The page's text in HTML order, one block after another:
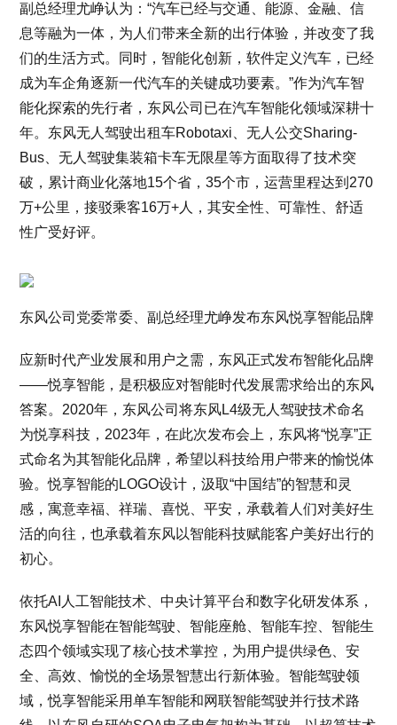
副总经理尤峥认为：“汽车已经与交通、能源、金融、信
息等融为一体，为人们带来全新的出行体验，并改变了我
们的生活方式。同时，智能化创新，软件定义汽车，已经
成为车企角逐新一代汽车的关键成功要素。”作为汽车智
能化探索的先行者，东风公司已在汽车智能化领域深耕十
年。东风无人驾驶出租车Robotaxi、无人公交Sharing-
Bus、无人驾驶集装箱卡车无限星等方面取得了技术突
破，累计商业化落地15个省，35个市，运营里程达到270
万+公里，接驳乘客16万+人，其安全性、可靠性、舒适
性广受好评。
东风公司党委常委、副总经理尤峥发布东风悦享智能品牌
应新时代产业发展和用户之需，东风正式发布智能化品牌
——悦享智能，是积极应对智能时代发展需求给出的东风
答案。2020年，东风公司将东风L4级无人驾驶技术命名
为悦享科技，2023年，在此次发布会上，东风将“悦享”正
式命名为其智能化品牌，希望以科技给用户带来的愉悦体
验。悦享智能的LOGO设计，汲取“中国结”的智慧和灵
感，寓意幸福、祥瑞、喜悦、平安，承载着人们对美好生
活的向往，也承载着东风以智能科技赋能客户美好出行的
初心。
依托AI人工智能技术、中央计算平台和数字化研发体系，
东风悦享智能在智能驾驶、智能座舱、智能车控、智能生
态四个领域实现了核心技术掌控，为用户提供绿色、安
全、高效、愉悦的全场景智慧出行新体验。智能驾驶领
域，悦享智能采用单车智能和网联智能驾驶并行技术路